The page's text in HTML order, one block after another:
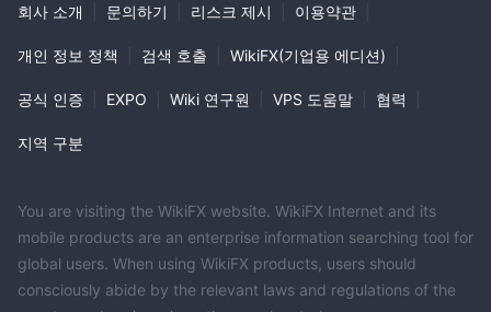
회사 소개 문의하기 리스크 제시 이용약관
개인 정보 정책 검색 호출 WikiFX(기업용 에디션)
공식 인증 EXPO Wiki 연구원 VPS 도움말 협력
지역 구분
You are visiting the WikiFX website. WikiFX Internet and its
mobile products are an enterprise information searching tool for
global users. When using WikiFX products, users should
consciously abide by the relevant laws and regulations of the